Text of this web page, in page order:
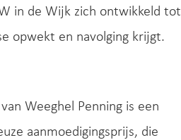
in de Wijk zich ontwikkeld tot
opwekt en navolging krijgt.
van Weeghel Penning is een
aanmoedigingsprijs, die